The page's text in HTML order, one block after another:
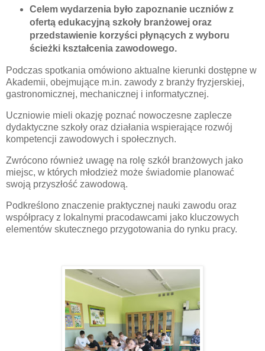
Celem wydarzenia było zapoznanie uczniów z
ofertą edukacyjną szkoły branżowej oraz
przedstawienie korzyści płynących z wyboru
ścieżki kształcenia zawodowego.
Podczas spotkania omówiono aktualne kierunki dostępne w
Akademii, obejmujące m.in. zawody z branży fryzjerskiej,
gastronomicznej, mechanicznej i informatycznej.
Uczniowie mieli okazję poznać nowoczesne zaplecze
dydaktyczne szkoły oraz działania wspierające rozwój
kompetencji zawodowych i społecznych.
Zwrócono również uwagę na rolę szkół branżowych jako
miejsc, w których młodzież może świadomie planować
swoją przyszłość zawodową.
Podkreślono znaczenie praktycznej nauki zawodu oraz
współpracy z lokalnymi pracodawcami jako kluczowych
elementów skutecznego przygotowania do rynku pracy.